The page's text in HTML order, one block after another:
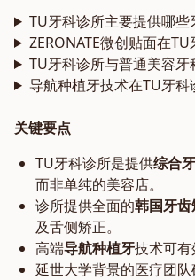
TU牙科诊所主要提供哪些
ZERONATE微创贴面在
TU牙科诊所与普通美容牙
导航种植牙技术在TU牙科
关键要点
TU牙科诊所是提供综合
而非单纯的美容店。
诊所提供全面的韩国牙
及舌侧矫正。
高端导航种植牙技术可有
延世大学背景的医疗团